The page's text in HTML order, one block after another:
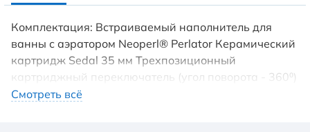
Комплектация: Встраиваемый наполнитель для
ванны с аэратором Neoperl® Perlator Керамический
картридж Sedal 35 мм Трехпозиционный
картриджный переключатель (угол поворота - 360⁰)
Верхняя поворотная душевая лейка «Тропический
Смотреть всё